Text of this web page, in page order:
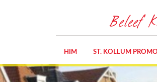
Beleef
HIM ST. KOLLUM